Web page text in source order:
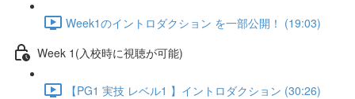
Week1のイントロダクション を一部公開！ (19:03)
Week 1(入校時に視聴が可能)
【PG1 実技 レベル1 】イントロダクション (30:26)